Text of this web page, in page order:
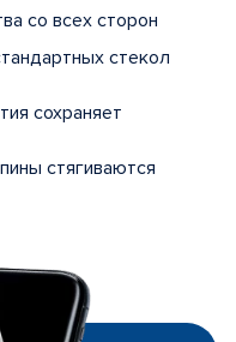
со всех сторон
стекол
сохраняет
стягиваются